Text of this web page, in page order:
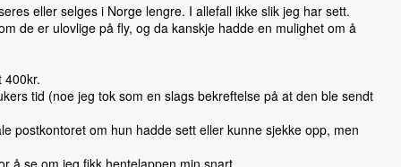
eller selges i Norge lengre. I allefall ikke slik jeg har sett.
de er ulovlige på fly, og da kanskje hadde en mulighet om å
400kr.
tid (noe jeg tok som en slags bekreftelse på at den ble sendt
postkontoret om hun hadde sett eller kunne sjekke opp, men
å se om jeg fikk hentelappen min snart.